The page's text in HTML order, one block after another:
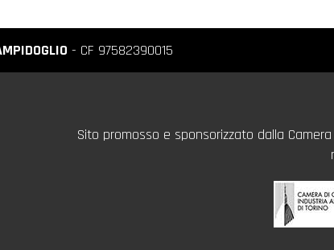
- CF 97582390015
Sito promosso e sponsorizzato dalla